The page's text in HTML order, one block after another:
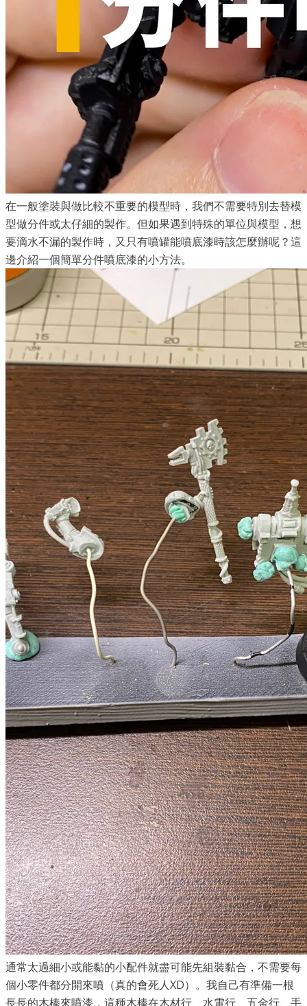
在一般塗裝與做比較不重要的模型時，我們不需要特別去替模
型做分件或太仔細的製作。但如果遇到特殊的單位與模型，想
要滴水不漏的製作時，又只有噴罐能噴底漆時該怎麼辦呢？這
邊介紹一個簡單分件噴底漆的小方法。
通常太過細小或能黏的小配件就盡可能先組裝黏合，不需要每
個小零件都分開來噴（真的會死人XD）。我自己有準備一根
長長的木棒來噴漆，這種木棒在木材行、水電行、五金行、手